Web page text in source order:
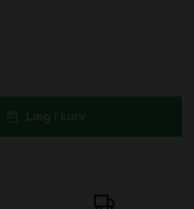
Læg i kurv